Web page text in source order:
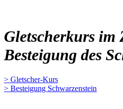
Gletscherkurs
Besteigung des
> Gletscher-Kurs
> Besteigung Schwarzenstein